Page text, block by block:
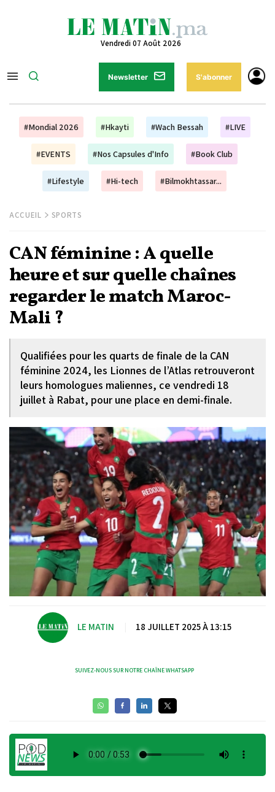
Vendredi 07 Août 2026
Newsletter S'abonner
#Mondial 2026 #Hkayti #Wach Bessah #LIVE
#EVENTS #Nos Capsules d'Info #Book Club
#Lifestyle #Hi-tech #Bilmokhtassar...
ACCUEIL SPORTS
CAN féminine : A quelle
heure et sur quelle chaînes
regarder le match Maroc-
Mali ?
Qualifiées pour les quarts de finale de la CAN
féminine 2024, les Lionnes de l’Atlas retrouveront
leurs homologues maliennes, ce vendredi 18
juillet à Rabat, pour une place en demi-finale.
LE MATIN 18 JUILLET 2025 À 13:15
SUIVEZ-NOUS SUR NOTRE CHAÎNE WHATSAPP